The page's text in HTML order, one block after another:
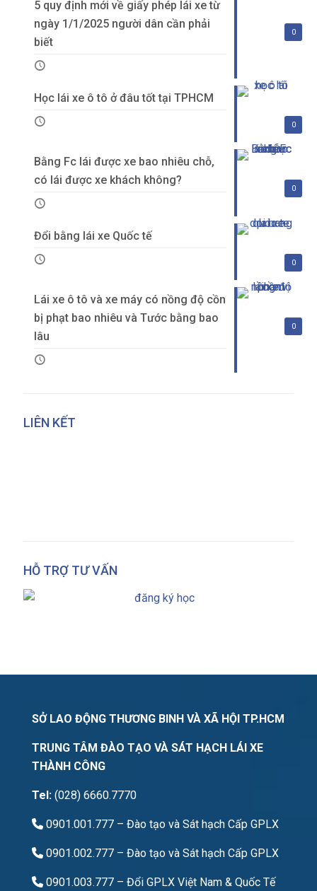
0
5 quy định mới về giấy phép lái xe từ
ngày 1/1/2025 người dân cần phải
biết
0
Học lái xe ô tô ở đâu tốt tại TPHCM
0
Bằng Fc lái được xe bao nhiêu chỗ,
có lái được xe khách không?
0
Đổi bằng lái xe Quốc tế
0
Lái xe ô tô và xe máy có nồng độ cồn
bị phạt bao nhiêu và Tước bằng bao
lâu
LIÊN KẾT
HỖ TRỢ TƯ VẤN
SỞ LAO ĐỘNG THƯƠNG BINH VÀ XÃ HỘI TP.HCM
TRUNG TÂM ĐÀO TẠO VÀ SÁT HẠCH LÁI XE
THÀNH CÔNG
Tel: (028) 6660.7770
0901.001.777 – Đào tạo và Sát hạch Cấp GPLX
0901.002.777 – Đào tạo và Sát hạch Cấp GPLX
0901.003.777 – Đổi GPLX Việt Nam & Quốc Tế